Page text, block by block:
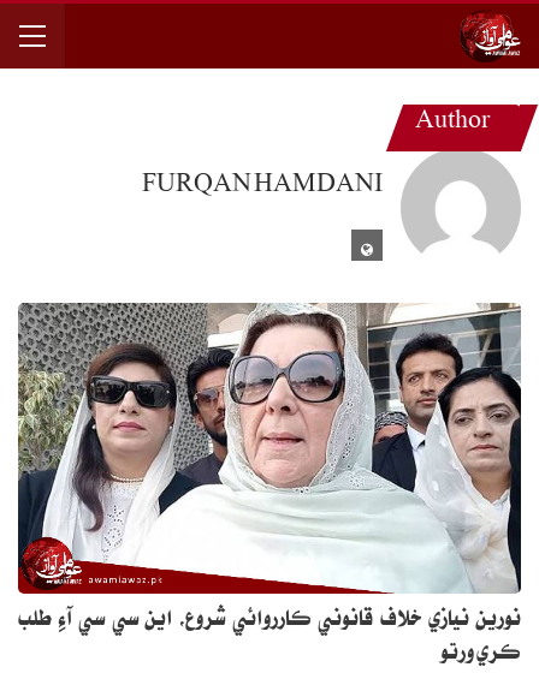
Author
FURQAN HAMDANI
نورين نيازي خلاف قانوني ڪارروائي شروع، اين سي سي آءِ طلب
ڪري ورتو